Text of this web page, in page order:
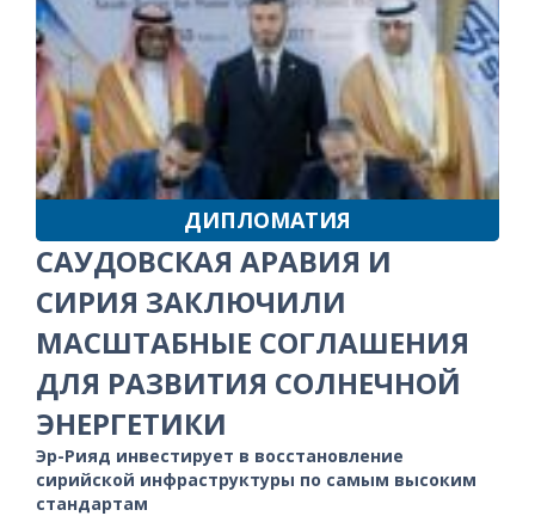
ДИПЛОМАТИЯ
САУДОВСКАЯ АРАВИЯ И
СИРИЯ ЗАКЛЮЧИЛИ
МАСШТАБНЫЕ СОГЛАШЕНИЯ
ДЛЯ РАЗВИТИЯ СОЛНЕЧНОЙ
ЭНЕРГЕТИКИ
Эр-Рияд инвестирует в восстановление
сирийской инфраструктуры по самым высоким
стандартам